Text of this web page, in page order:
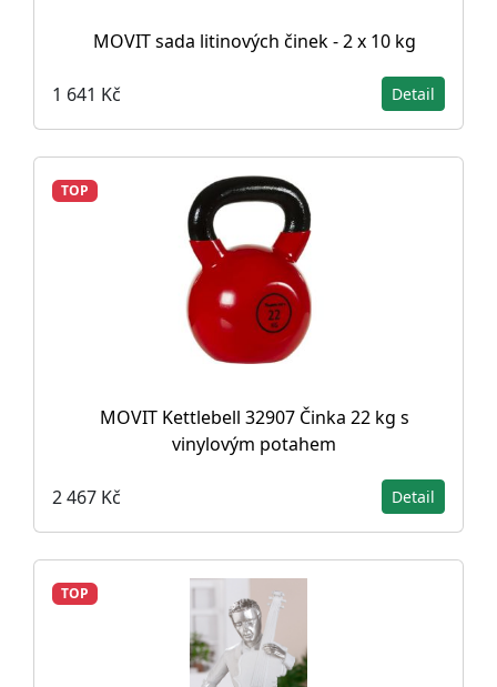
MOVIT sada litinových činek - 2 x 10 kg
1 641 Kč Detail
TOP
MOVIT Kettlebell 32907 Činka 22 kg s
vinylovým potahem
2 467 Kč Detail
TOP